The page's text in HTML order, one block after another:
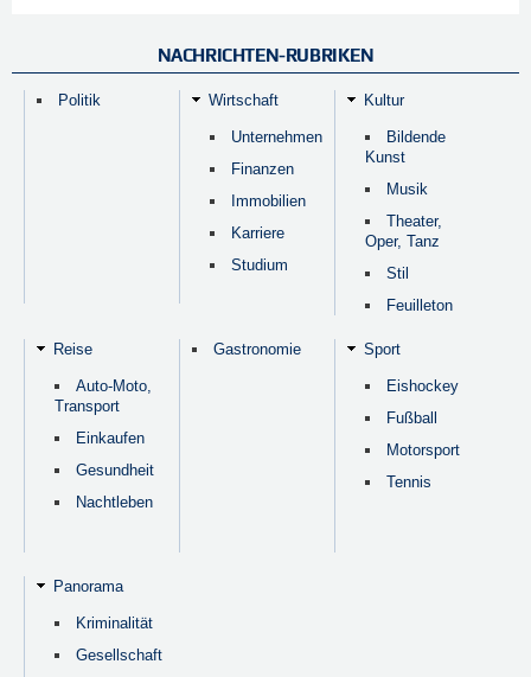
NACHRICHTEN-RUBRIKEN
Politik Wirtschaft
Unternehmen
Finanzen
Immobilien
Karriere
Studium
Kultur
Bildende
Kunst
Musik
Theater,
Oper, Tanz
Stil
Feuilleton
Reise
Auto-Moto,
Transport
Einkaufen
Gesundheit
Nachtleben
Gastronomie Sport
Eishockey
Fußball
Motorsport
Tennis
Panorama
Kriminalität
Gesellschaft